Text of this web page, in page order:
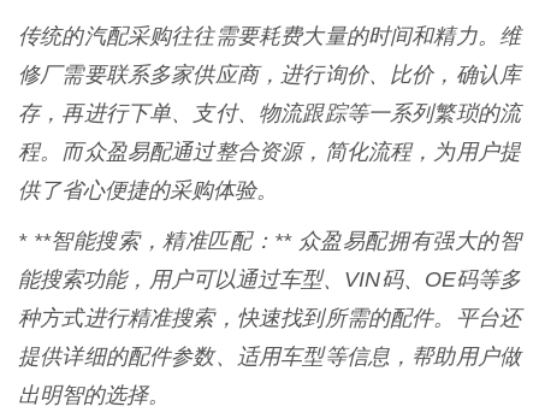
传统的汽配采购往往需要耗费大量的时间和精力。维
修厂需要联系多家供应商，进行询价、比价，确认库
存，再进行下单、支付、物流跟踪等一系列繁琐的流
程。而众盈易配通过整合资源，简化流程，为用户提
供了省心便捷的采购体验。
* **智能搜索，精准匹配：** 众盈易配拥有强大的智
能搜索功能，用户可以通过车型、VIN码、OE码等多
种方式进行精准搜索，快速找到所需的配件。平台还
提供详细的配件参数、适用车型等信息，帮助用户做
出明智的选择。